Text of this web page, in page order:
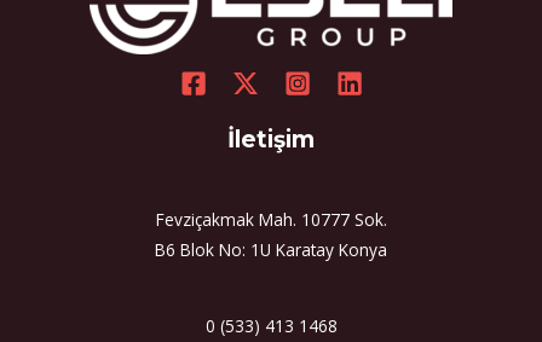
İletişim
Fevziçakmak Mah. 10777 Sok.
B6 Blok No: 1U Karatay Konya
0 (533) 413 1468